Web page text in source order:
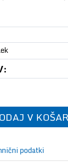
V
podatki